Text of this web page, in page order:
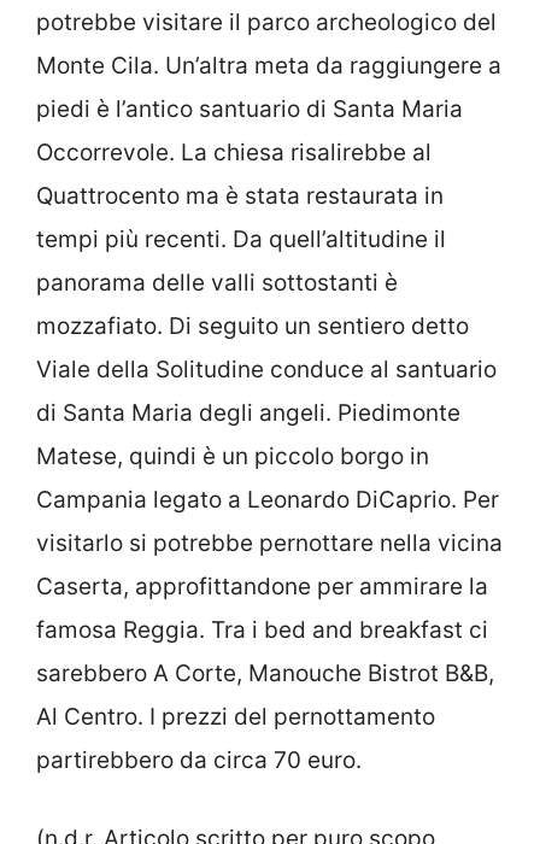
potrebbe visitare il parco archeologico del
Monte Cila. Un’altra meta da raggiungere a
piedi è l’antico santuario di Santa Maria
Occorrevole. La chiesa risalirebbe al
Quattrocento ma è stata restaurata in
tempi più recenti. Da quell’altitudine il
panorama delle valli sottostanti è
mozzafiato. Di seguito un sentiero detto
Viale della Solitudine conduce al santuario
di Santa Maria degli angeli. Piedimonte
Matese, quindi è un piccolo borgo in
Campania legato a Leonardo DiCaprio. Per
visitarlo si potrebbe pernottare nella vicina
Caserta, approfittandone per ammirare la
famosa Reggia. Tra i bed and breakfast ci
sarebbero A Corte, Manouche Bistrot B&B,
Al Centro. I prezzi del pernottamento
partirebbero da circa 70 euro.